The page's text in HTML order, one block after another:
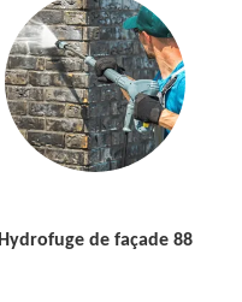
Hydrofuge de façade 88